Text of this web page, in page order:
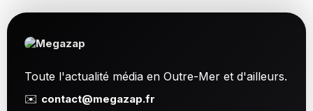
Toute l'actualité média en Outre-Mer et d'ailleurs.
✉️ contact@megazap.fr